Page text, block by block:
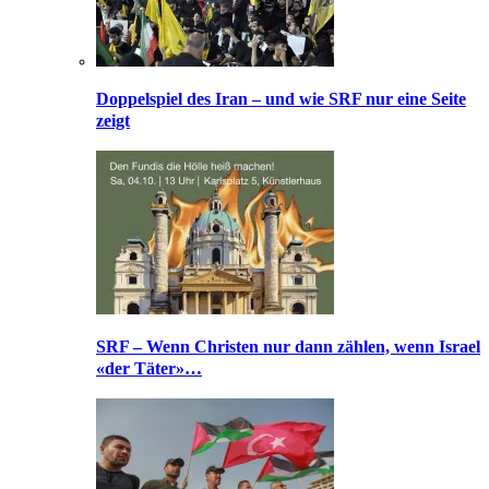
Doppelspiel des Iran – und wie SRF nur eine Seite
zeigt
SRF – Wenn Christen nur dann zählen, wenn Israel
«der Täter»…